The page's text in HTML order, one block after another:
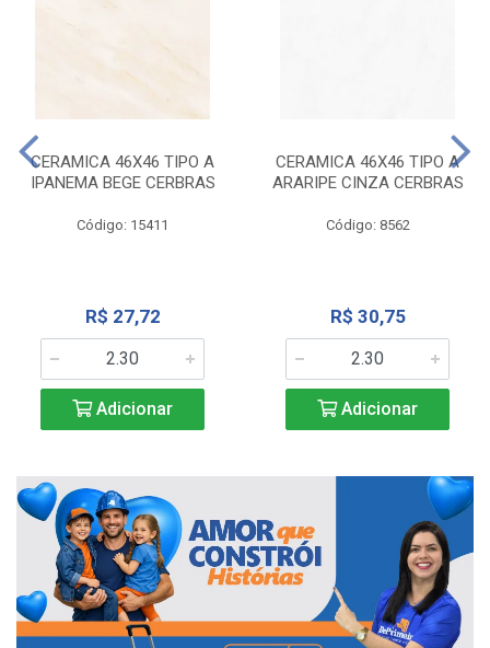
CERAMICA 46X46 TIPO A
IPANEMA BEGE CERBRAS
Código: 15411
R$ 27,72
Adicionar
CERAMICA 46X46 TIPO A
ARARIPE CINZA CERBRAS
Código: 8562
R$ 30,75
Adicionar